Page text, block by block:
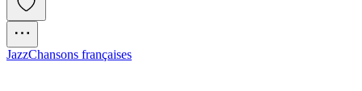
JazzChansons françaises